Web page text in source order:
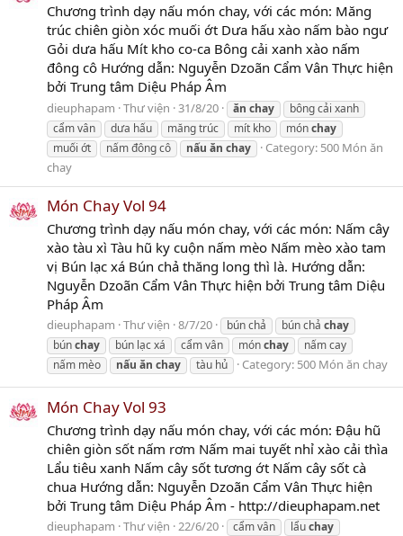
Chương trình dạy nấu món chay, với các món: Măng
trúc chiên giòn xóc muối ớt Dưa hấu xào nấm bào ngư
Gỏi dưa hấu Mít kho co-ca Bông cải xanh xào nấm
đông cô Hướng dẫn: Nguyễn Dzoãn Cẩm Vân Thực hiện
bởi Trung tâm Diệu Pháp Âm
dieuphapam Thư viện 31/8/20 ăn chay
bông cải xanh
cẩm vân
dưa hấu măng trúc mít kho mónchay
muối ớt
nấm đông cô nấu ăn chay Category: 500 Món ăn
chay
Món Chay Vol 94
Chương trình dạy nấu món chay, với các món: Nấm cây
xào tàu xì Tàu hũ ky cuộn nấm mèo Nấm mèo xào tam
vị Bún lạc xá Bún chả thăng long thì là. Hướng dẫn:
Nguyễn Dzoãn Cẩm Vân Thực hiện bởi Trung tâm Diệu
Pháp Âm
dieuphapam Thư viện 8/7/20 bún chả bún chả chay
búnchay bún lạc xá cẩm vân mónchay
nấm cay
nấm mèo
nấu ăn chay tàu hủ Category: 500 Món ăn chay
Món Chay Vol 93
Chương trình dạy nấu món chay, với các món: Đậu hũ
chiên giòn sốt nấm rơm Nấm mai tuyết nhỉ xào cải thìa
Lẩu tiêu xanh Nấm cây sốt tương ớt Nấm cây sốt cà
chua Hướng dẫn: Nguyễn Dzoãn Cẩm Vân Thực hiện
bởi Trung tâm Diệu Pháp Âm - http://dieuphapam.net
dieuphapam Thư viện 22/6/20 cẩm vân lẩuchay